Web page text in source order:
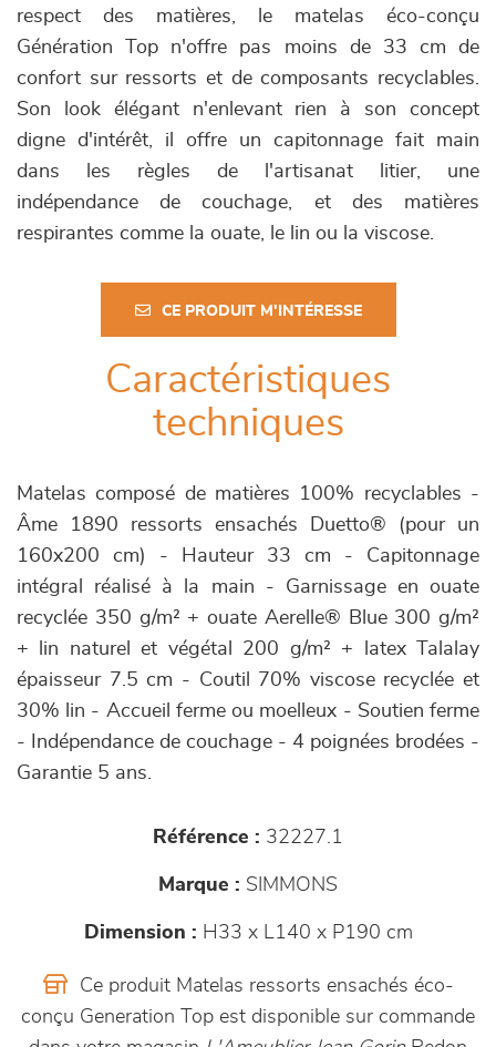
respect des matières, le matelas éco-conçu
Génération Top n'offre pas moins de 33 cm de
confort sur ressorts et de composants recyclables.
Son look élégant n'enlevant rien à son concept
digne d'intérêt, il offre un capitonnage fait main
dans les règles de l'artisanat litier, une
indépendance de couchage, et des matières
respirantes comme la ouate, le lin ou la viscose.
CE PRODUIT M'INTÉRESSE
Caractéristiques
techniques
Matelas composé de matières 100% recyclables -
Âme 1890 ressorts ensachés Duetto® (pour un
160x200 cm) - Hauteur 33 cm - Capitonnage
intégral réalisé à la main - Garnissage en ouate
recyclée 350 g/m² + ouate Aerelle® Blue 300 g/m²
+ lin naturel et végétal 200 g/m² + latex Talalay
épaisseur 7.5 cm - Coutil 70% viscose recyclée et
30% lin - Accueil ferme ou moelleux - Soutien ferme
- Indépendance de couchage - 4 poignées brodées -
Garantie 5 ans.
Référence : 32227.1
Marque : SIMMONS
Dimension : H33 x L140 x P190 cm
Ce produit Matelas ressorts ensachés éco-
conçu Generation Top est disponible sur commande